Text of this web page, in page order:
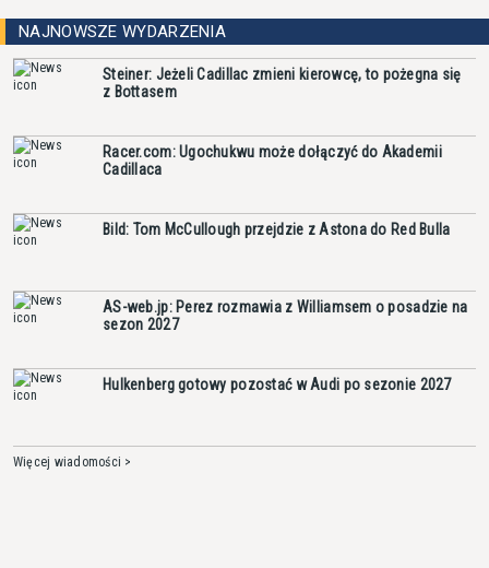
NAJNOWSZE WYDARZENIA
Steiner: Jeżeli Cadillac zmieni kierowcę, to pożegna się
z Bottasem
Racer.com: Ugochukwu może dołączyć do Akademii
Cadillaca
Bild: Tom McCullough przejdzie z Astona do Red Bulla
AS-web.jp: Perez rozmawia z Williamsem o posadzie na
sezon 2027
Hulkenberg gotowy pozostać w Audi po sezonie 2027
Więcej wiadomości >